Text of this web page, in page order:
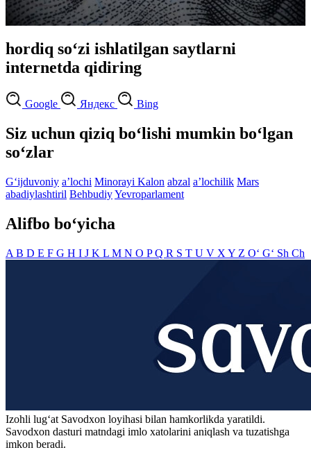
hordiq so‘zi ishlatilgan saytlarni
internetda qidiring
Google Яндекс Bing
Siz uchun qiziq bo‘lishi mumkin bo‘lgan
so‘zlar
G‘ijduvoniy aʼlochi Minorayi Kalon abzal aʼlochilik Mars
abadiylashtiril BehbudiyYevroparlament
Alifbo bo‘yicha
A B D E F G H I J K L M N O PQ R S T U V X Y Z O‘ G‘ Sh Ch
Izohli lugʻat Savodxon loyihasi bilan hamkorlikda yaratildi.
Savodxon dasturi matndagi imlo xatolarini aniqlash va tuzatishga
imkon beradi.